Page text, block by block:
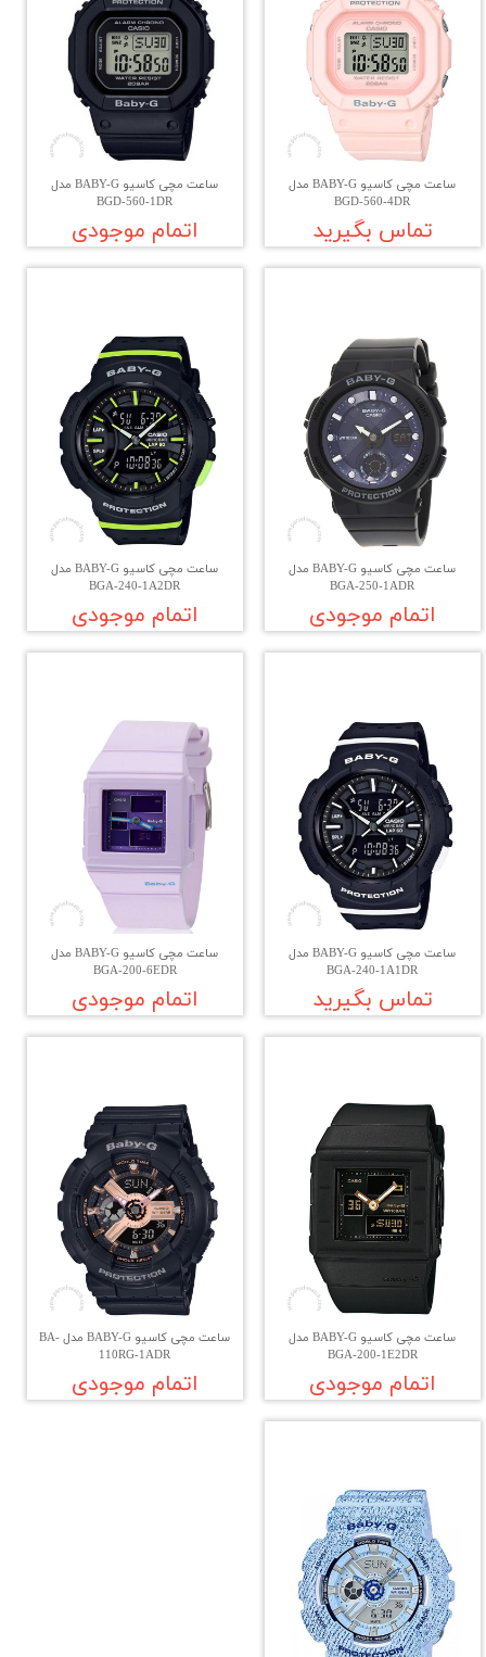
ساعت مچی کاسیو BABY-G مدل
BGD-560-4DR
تماس بگیرید
ساعت مچی کاسیو BABY-G مدل
BGD-560-1DR
اتمام موجودی
ساعت مچی کاسیو BABY-G مدل
BGA-250-1ADR
اتمام موجودی
ساعت مچی کاسیو BABY-G مدل
BGA-240-1A2DR
اتمام موجودی
ساعت مچی کاسیو BABY-G مدل
BGA-240-1A1DR
تماس بگیرید
ساعت مچی کاسیو BABY-G مدل
BGA-200-6EDR
اتمام موجودی
ساعت مچی کاسیو BABY-G مدل
BGA-200-1E2DR
اتمام موجودی
ساعت مچی کاسیو BABY-G مدل BA-
110RG-1ADR
اتمام موجودی